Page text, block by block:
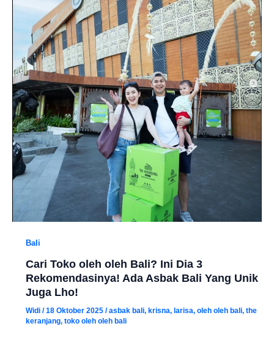
Bali
Cari Toko oleh oleh Bali? Ini Dia 3
Rekomendasinya! Ada Asbak Bali Yang Unik
Juga Lho!
Widi /18 Oktober 2025 /asbak bali, krisna, larisa, oleh oleh bali, the
keranjang, toko oleh oleh bali